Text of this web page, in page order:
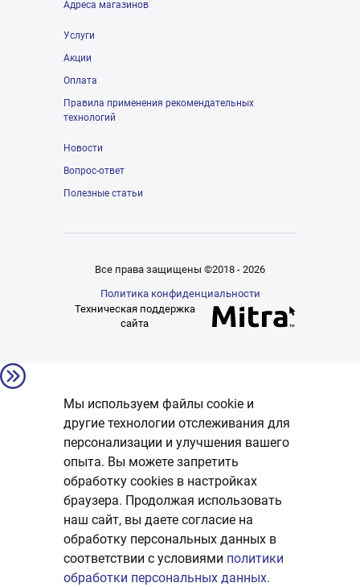
Адреса магазинов
Услуги
Акции
Оплата
Правила применения рекомендательных
технологий
Новости
Вопрос-ответ
Полезные статьи
Все права защищены ©2018 - 2026
Политика конфиденциальности
Техническая поддержка
сайта
Мы используем файлы cookie и
другие технологии отслеживания для
персонализации и улучшения вашего
опыта. Вы можете запретить
обработку сookies в настройках
браузера. Продолжая использовать
наш сайт, вы даете согласие на
обработку персональных данных в
соответствии с условиями политики
обработки персональных данных.